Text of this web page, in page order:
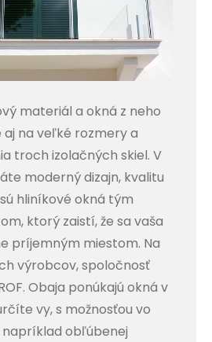
materiál a okná z neho
na veľké rozmery a
troch izolačných skiel. V
moderný dizajn, kvalitu
hliníkové okná tým
ktorý zaistí, že sa vaša
príjemným miestom. Na
výrobcov, spoločnosť
Obaja ponúkajú okná v
vy, s možnosťou vo
obľúbenej